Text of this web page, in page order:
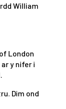
William
London
y nifer i
Dim ond